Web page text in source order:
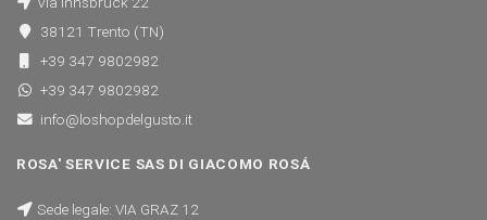
38121 Trento (TN)
+39 347 9802982
+39 347 9802982
info@loshopdelgusto.it
ROSA' SERVICE SAS DI GIACOMO ROSÁ
Sede legale: VIA GRAZ 12